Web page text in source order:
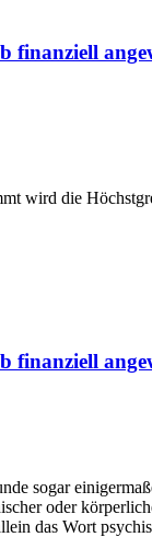
finanziell
wird die
finanziell
sogar
oder
das Wort